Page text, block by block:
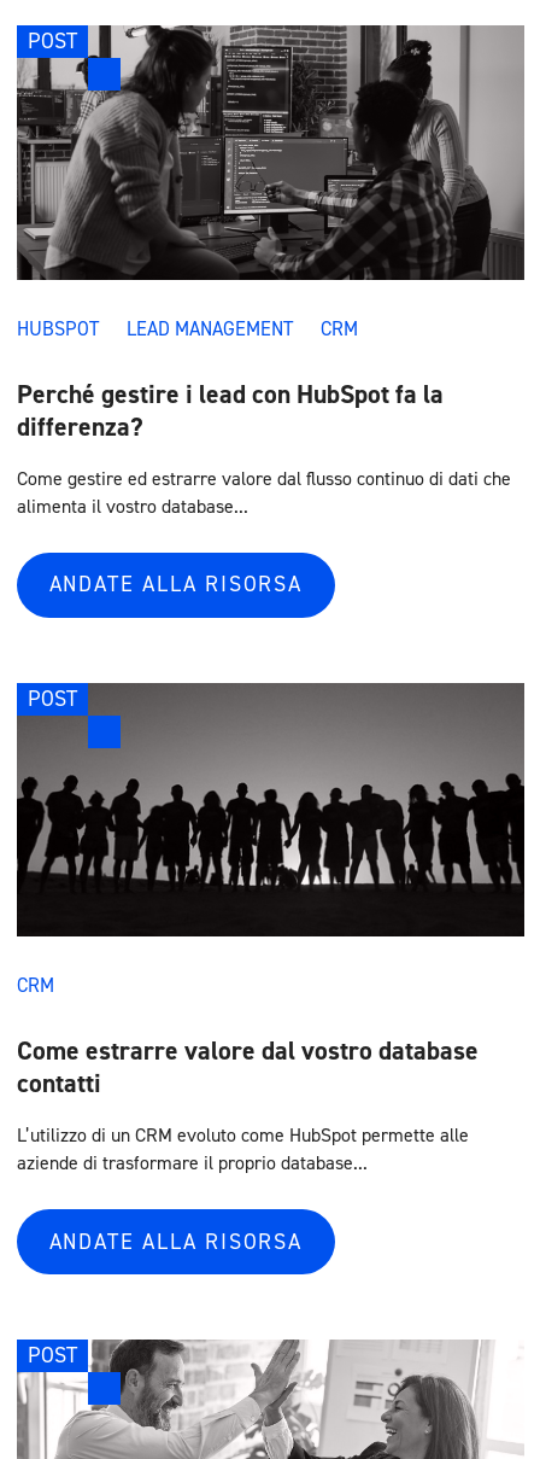
POST
HUBSPOT LEAD MANAGEMENT CRM
Perché gestire i lead con HubSpot fa la
differenza?
Come gestire ed estrarre valore dal flusso continuo di dati che
alimenta il vostro database...
ANDATE ALLA RISORSA
POST
CRM
Come estrarre valore dal vostro database
contatti
L’utilizzo di un CRM evoluto come HubSpot permette alle
aziende di trasformare il proprio database...
ANDATE ALLA RISORSA
POST